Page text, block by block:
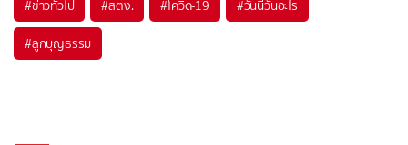
#ข่าวทั่วไป #สตง. #โควิด-19 #วันนี้วันอะไร
#ลูกบุญธรรม